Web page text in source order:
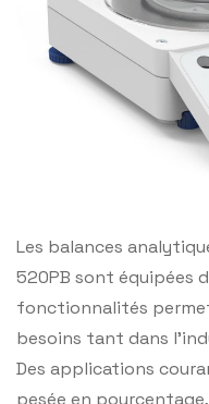
Les balances
520PB sont équipées
fonctionnalités
besoins tant dans
Des applications
pesée en